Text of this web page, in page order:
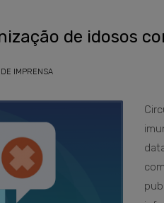
de idosos
IMPRENSA